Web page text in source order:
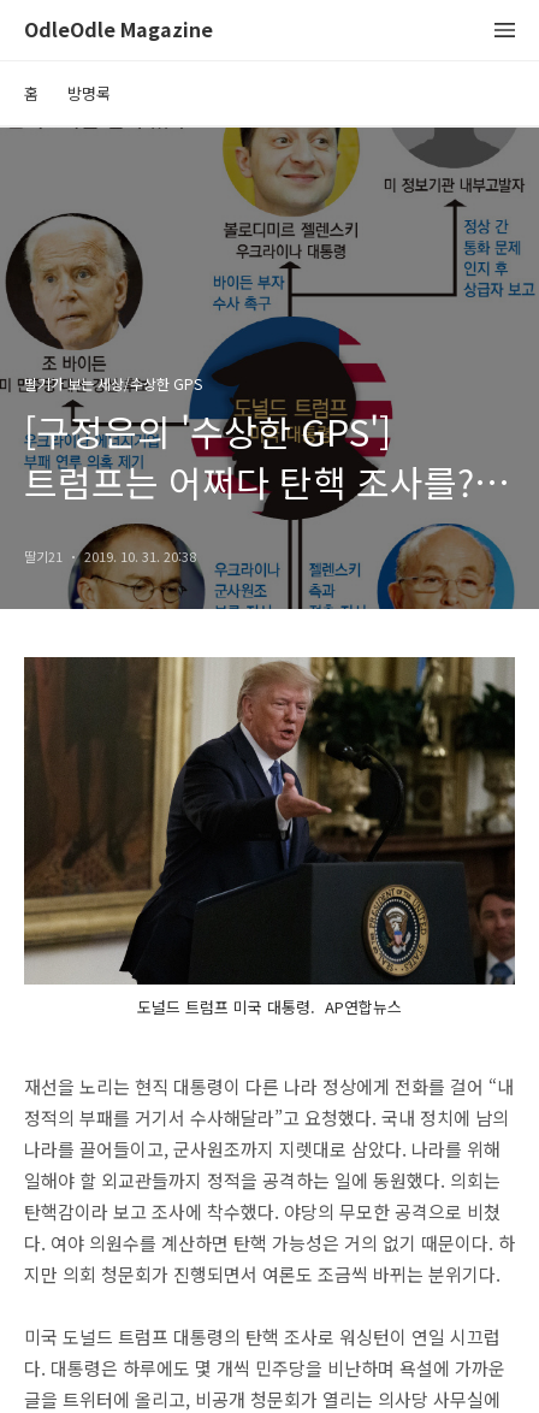
OdleOdle Magazine
홈 방명록
딸기가 보는 세상/수상한 GPS
[구정은의 '수상한 GPS']
트럼프는 어쩌다 탄핵 조사를?
'우크라이나 스캔들' 총정리
딸기21 2019. 10. 31. 20:38
도널드 트럼프 미국 대통령. AP연합뉴스
재선을 노리는 현직 대통령이 다른 나라 정상에게 전화를 걸어 “내
정적의 부패를 거기서 수사해달라”고 요청했다. 국내 정치에 남의
나라를 끌어들이고, 군사원조까지 지렛대로 삼았다. 나라를 위해
일해야 할 외교관들까지 정적을 공격하는 일에 동원했다. 의회는
탄핵감이라 보고 조사에 착수했다. 야당의 무모한 공격으로 비쳤
다. 여야 의원수를 계산하면 탄핵 가능성은 거의 없기 때문이다. 하
지만 의회 청문회가 진행되면서 여론도 조금씩 바뀌는 분위기다.
미국 도널드 트럼프 대통령의 탄핵 조사로 워싱턴이 연일 시끄럽
다. 대통령은 하루에도 몇 개씩 민주당을 비난하며 욕설에 가까운
글을 트위터에 올리고, 비공개 청문회가 열리는 의사당 사무실에